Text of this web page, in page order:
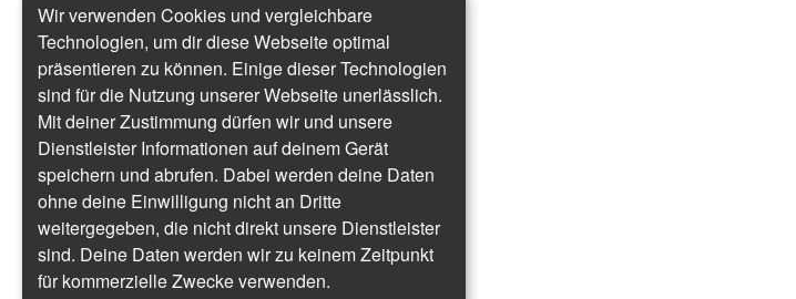
Wir verwenden Cookies und vergleichbare
Technologien, um dir diese Webseite optimal
präsentieren zu können. Einige dieser Technologien
sind für die Nutzung unserer Webseite unerlässlich.
Mit deiner Zustimmung dürfen wir und unsere
Dienstleister Informationen auf deinem Gerät
speichern und abrufen. Dabei werden deine Daten
ohne deine Einwilligung nicht an Dritte
weitergegeben, die nicht direkt unsere Dienstleister
sind. Deine Daten werden wir zu keinem Zeitpunkt
für kommerzielle Zwecke verwenden.